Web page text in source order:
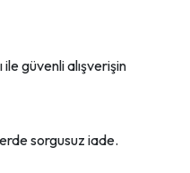
güvenli alışverişin
sorgusuz iade.